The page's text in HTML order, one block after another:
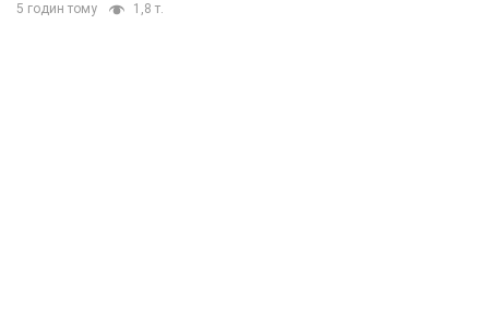
5 годин тому 1,8 т.